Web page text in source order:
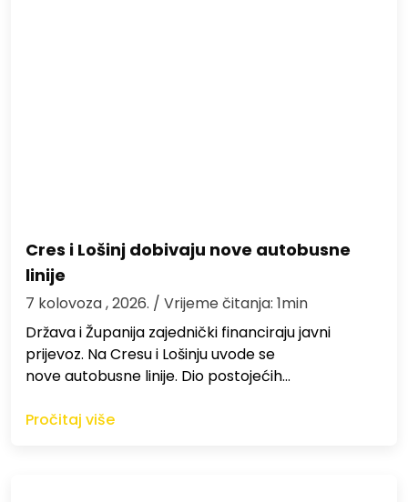
Cres i Lošinj dobivaju nove autobusne
linije
7 kolovoza , 2026. / Vrijeme čitanja: 1min
Država i Županija zajednički financiraju javni
prijevoz. Na Cresu i Lošinju uvode se
nove autobusne linije. Dio postojećih…
Pročitaj više